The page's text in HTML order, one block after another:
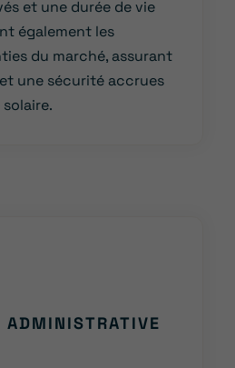
et une durée de vie
également les
du marché, assurant
une sécurité accrues
ADMINISTRATIVE